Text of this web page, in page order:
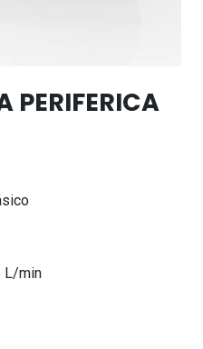
PERIFERICA
L/min